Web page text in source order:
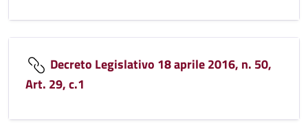
Decreto Legislativo 18 aprile 2016, n. 50,
Art. 29, c.1